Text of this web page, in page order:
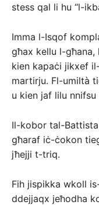
stess qal li hu “l-
Imma l-Isqof
għax kellu l-
kien kapaċi jikxef
martirju. Fl-umiltà
u kien jaf lilu
Il-kobor tal-
għaraf iċ-ċokon
jħejji t-triq.
Fih jispikka wkoll
ddejjaqx jeħodha